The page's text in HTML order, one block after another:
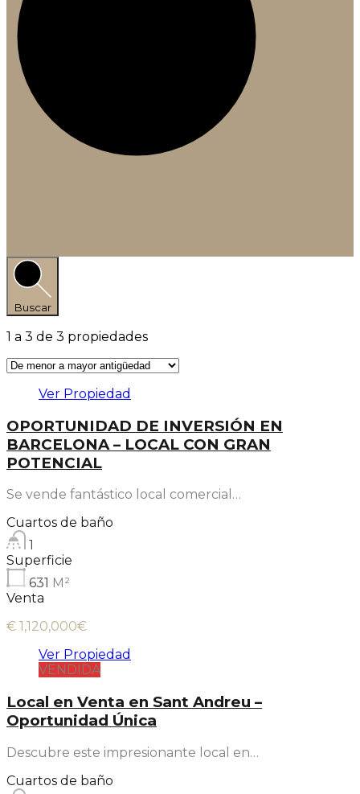
Buscar
1 a 3 de 3 propiedades
Ver Propiedad
OPORTUNIDAD DE INVERSIÓN EN
BARCELONA – LOCAL CON GRAN
POTENCIAL
Se vende fantástico local comercial…
Cuartos de baño
1
Superficie
631 M²
Venta
€ 1,120,000€
Ver Propiedad
VENDIDA
Local en Venta en Sant Andreu –
Oportunidad Única
Descubre este impresionante local en…
Cuartos de baño